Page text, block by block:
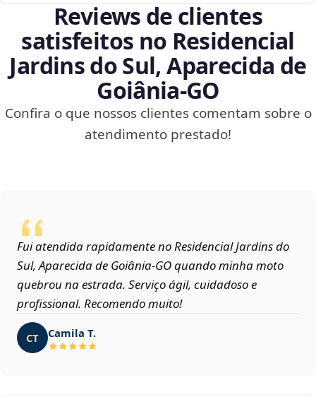
Reviews de clientes
satisfeitos no Residencial
Jardins do Sul, Aparecida de
Goiânia‑GO
Confira o que nossos clientes comentam sobre o
atendimento prestado!
Fui atendida rapidamente no Residencial Jardins do
Sul, Aparecida de Goiânia‑GO quando minha moto
quebrou na estrada. Serviço ágil, cuidadoso e
profissional. Recomendo muito!
CT Camila T.